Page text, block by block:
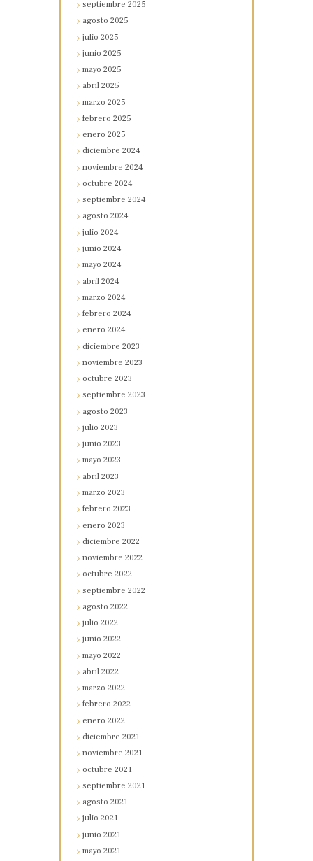
septiembre2025
agosto2025
julio2025
junio2025
mayo2025
abril2025
marzo2025
febrero2025
enero2025
diciembre2024
noviembre2024
octubre2024
septiembre2024
agosto2024
julio2024
junio2024
mayo2024
abril2024
marzo2024
febrero2024
enero2024
diciembre2023
noviembre2023
octubre2023
septiembre2023
agosto2023
julio2023
junio2023
mayo2023
abril2023
marzo2023
febrero2023
enero2023
diciembre2022
noviembre2022
octubre2022
septiembre2022
agosto2022
julio2022
junio2022
mayo2022
abril2022
marzo2022
febrero2022
enero2022
diciembre2021
noviembre2021
octubre2021
septiembre2021
agosto2021
julio2021
junio2021
mayo2021